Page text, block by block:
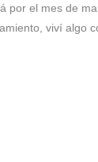
por el mes de
viví algo